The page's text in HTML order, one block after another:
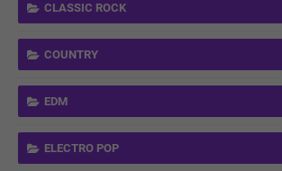
CLASSIC ROCK
COUNTRY
EDM
ELECTRO POP